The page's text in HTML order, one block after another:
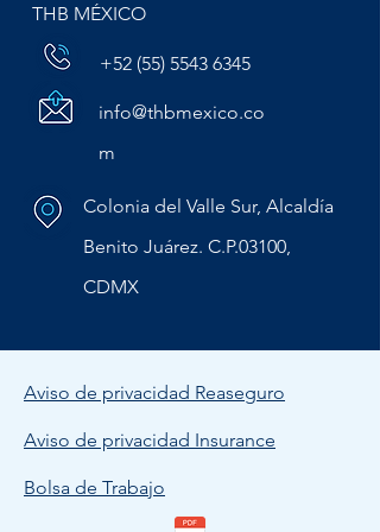
THB MÉXICO
+52 (55) 5543 6345
info@thbmexico.co
m
Colonia del Valle Sur, Alcaldía
Benito Juárez. C.P.03100,
CDMX
Aviso de privacidad Reaseguro
Aviso de privacidad Insurance
Bolsa de Trabajo